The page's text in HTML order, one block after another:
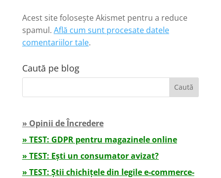
Acest site folosește Akismet pentru a reduce
spamul. Află cum sunt procesate datele
comentariilor tale.
Caută pe blog
» Opinii de Încredere
» TEST: GDPR pentru magazinele online
» TEST: Ești un consumator avizat?
» TEST: Știi chichițele din legile e-commerce-